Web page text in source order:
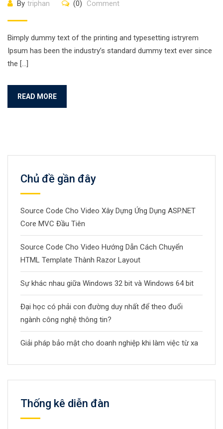
By triphan (0) Comment
Bimply dummy text of the printing and typesetting istryrem
Ipsum has been the industry’s standard dummy text ever since
the […]
READ MORE
Chủ đề gần đây
Source Code Cho Video Xây Dựng Ứng Dụng ASP.NET
Core MVC Đầu Tiên
Source Code Cho Video Hướng Dẫn Cách Chuyển
HTML Template Thành Razor Layout
Sự khác nhau giữa Windows 32 bit và Windows 64 bit
Đại học có phải con đường duy nhất để theo đuổi
ngành công nghệ thông tin?
Giải pháp bảo mật cho doanh nghiệp khi làm việc từ xa
Thống kê diễn đàn